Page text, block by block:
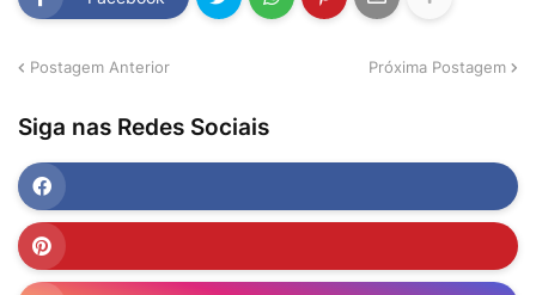
Postagem Anterior Próxima Postagem
Siga nas Redes Sociais